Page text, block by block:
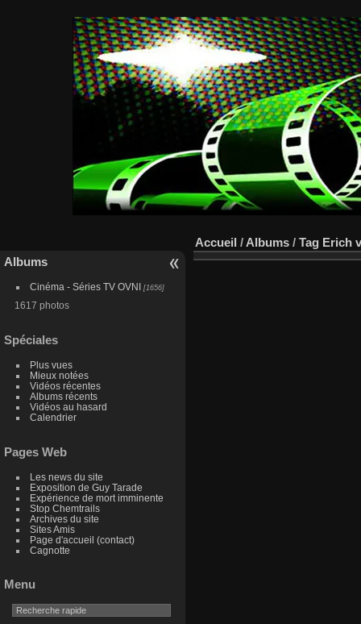
Albums
Cinéma - Séries TV OVNI [1656]
1617 photos
Spéciales
Plus vues
Mieux notées
Vidéos récentes
Albums récents
Vidéos au hasard
Calendrier
Pages Web
Les news du site
Exposition de Guy Tarade
Expérience de mort imminente
Stop Chemtrails
Archives du site
Sites Amis
Page d'accueil (contact)
Cagnotte
Menu
Accueil / Albums / Tag Erich